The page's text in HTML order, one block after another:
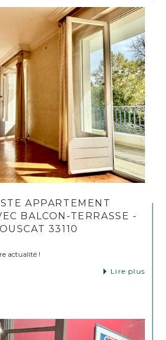
APPARTEMENT
BALCON-TERRASSE -
33110
actualité !
Lire plus